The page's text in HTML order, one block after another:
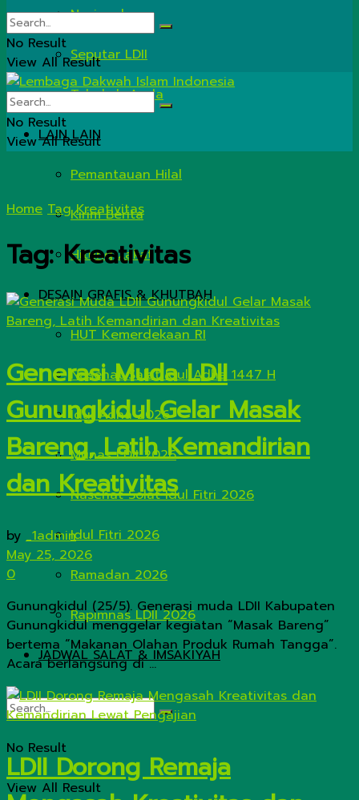
Nasional
Seputar LDII
Tahukah Anda
LAIN LAIN
Pemantauan Hilal
Kirim Berita
Hitung Zakat
DESAIN GRAFIS & KHUTBAH
HUT Kemerdekaan RI
Nasehat Salat Idul Adha 1447 H
Idul Adha 2026
Munas LDII 2026
Nasehat Solat Idul Fitri 2026
Idul Fitri 2026
Ramadan 2026
Rapimnas LDII 2026
JADWAL SALAT & IMSAKIYAH
No Result
View All Result
No Result
View All Result
No Result
View All Result
Home Tag Kreativitas
Tag:Kreativitas
Generasi Muda LDII
Gunungkidul Gelar Masak
Bareng, Latih Kemandirian
dan Kreativitas
by _1admin
May 25, 2026
0
Gunungkidul (25/5). Generasi muda LDII Kabupaten
Gunungkidul menggelar kegiatan “Masak Bareng”
bertema “Makanan Olahan Produk Rumah Tangga”.
Acara berlangsung di ...
LDII Dorong Remaja